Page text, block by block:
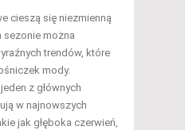
cieszą się niezmienną
sezonie można
trendów, które
mody.
z głównych
w najnowszych
jak głęboka czerwień,